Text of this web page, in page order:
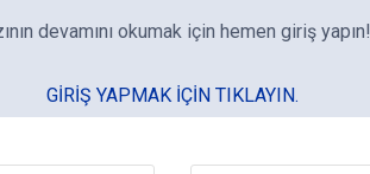
devamını okumak için hemen giriş yapın!
GIRIŞ YAPMAK IÇIN TIKLAYIN.